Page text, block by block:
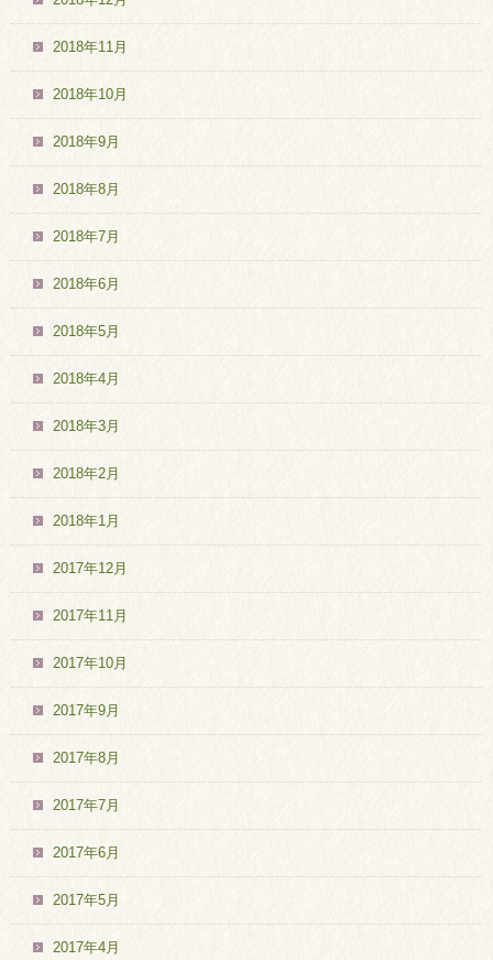
2018年11月
2018年10月
2018年9月
2018年8月
2018年7月
2018年6月
2018年5月
2018年4月
2018年3月
2018年2月
2018年1月
2017年12月
2017年11月
2017年10月
2017年9月
2017年8月
2017年7月
2017年6月
2017年5月
2017年4月